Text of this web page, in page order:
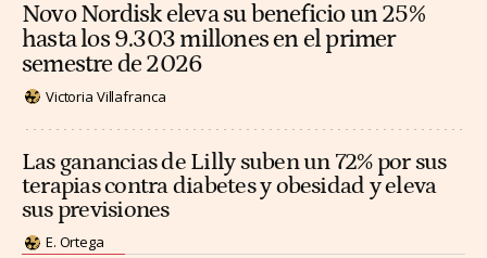
Novo Nordisk eleva su beneficio un 25%
hasta los 9.303 millones en el primer
semestre de 2026
Victoria Villafranca
Las ganancias de Lilly suben un 72% por sus
terapias contra diabetes y obesidad y eleva
sus previsiones
E. Ortega